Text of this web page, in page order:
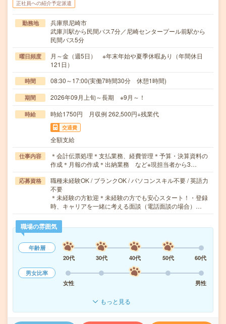
正社員への紹介予定派遣
勤務地
兵庫県尼崎市
武庫川駅から民間バス7分／尼崎センタープール前駅から
民間バス5分
曜日頻度
月～金（週5日） ※年末年始や夏季休暇あり（年間休日
121日）
時間 08:30～17:00(実働7時間30分 休憩1時間)
期間 2026年09月上旬～長期 ※9月～！
時給 時給1750円 月収例 262,500円+残業代
交通費
全額支給
仕事内容
＊会計伝票処理＊支払業務、経費管理＊予算・決算資料の
作成＊月報の作成＊出納業務 など※現担当者から3…
応募資格
職種未経験OK / ブランクOK / パソコンスキル不要 / 英語力
不要
＊未経験の方歓迎＊未経験の方でも安心スタート！・登録
時、キャリアを一緒に考える面談（電話面談の場合）…
職場の雰囲気
年齢層
20代
30代 40代 50代
60代
男女比率
女性
男性
もっと見る